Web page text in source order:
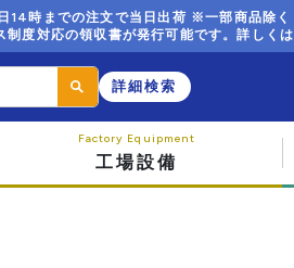
14時までの注文で当日出荷 ※一部商品除く
制度対応の領収書が発行可能です。詳しくは
詳細検索
工場設備